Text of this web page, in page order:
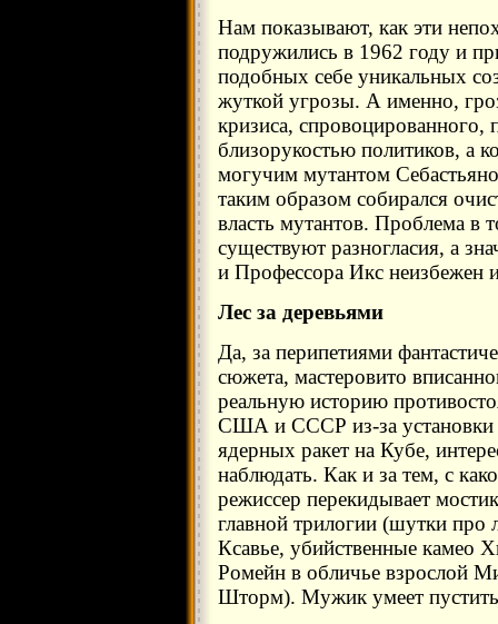
Нам показывают, как эти
подружились в 1962 году и
подобных себе уникальных
жуткой угрозы. А именно,
кризиса, спровоцированного,
близорукостью политиков, а
могучим мутантом
таким образом собирался
власть мутантов. Проблема
существуют разногласия, а
и Профессора Икс неизбежен
Лес за деревьями
Да, за перипетиями
сюжета, мастеровито
реальную историю
США и СССР из-за установки
ядерных ракет на Кубе,
наблюдать. Как и за тем, с
режиссер перекидывает
главной трилогии (шутки
Ксавье, убийственные камео
Ромейн в обличье взрослой
Шторм). Мужик умеет пустить